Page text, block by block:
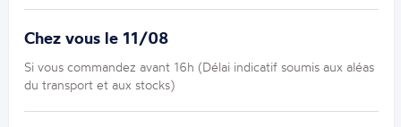
Chez vous le 11/08
Si vous commandez avant 16h (Délai indicatif soumis aux aléas
du transport et aux stocks)